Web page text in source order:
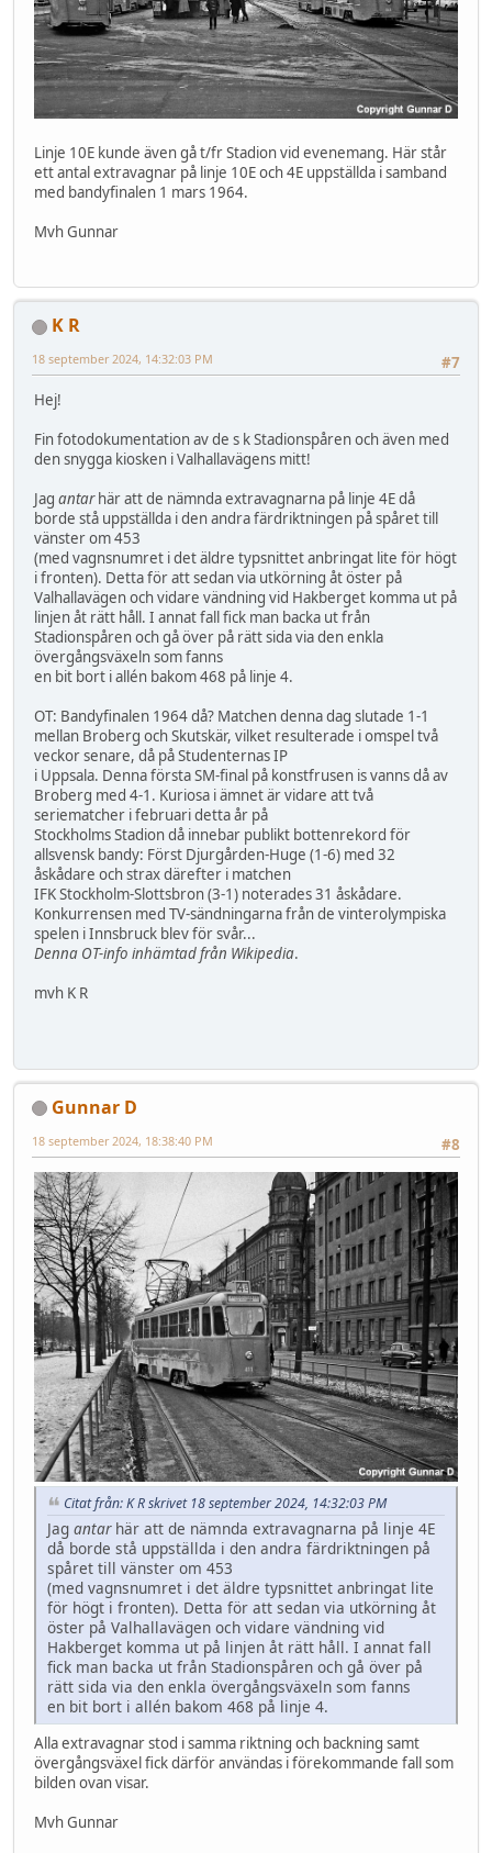
Linje 10E kunde även gå t/fr Stadion vid evenemang. Här står
ett antal extravagnar på linje 10E och 4E uppställda i samband
med bandyfinalen 1 mars 1964.
Mvh Gunnar
K R
#7
18 september 2024, 14:32:03 PM
Hej!
Fin fotodokumentation av de s k Stadionspåren och även med
den snygga kiosken i Valhallavägens mitt!
Jag antarhär att de nämnda extravagnarna på linje 4E då
borde stå uppställda i den andra färdriktningen på spåret till
vänster om 453
(med vagnsnumret i det äldre typsnittet anbringat lite för högt
i fronten). Detta för att sedan via utkörning åt öster på
Valhallavägen och vidare vändning vid Hakberget komma ut på
linjen åt rätt håll. I annat fall fick man backa ut från
Stadionspåren och gå över på rätt sida via den enkla
övergångsväxeln som fanns
en bit bort i allén bakom 468 på linje 4.
OT: Bandyfinalen 1964 då? Matchen denna dag slutade 1-1
mellan Broberg och Skutskär, vilket resulterade i omspel två
veckor senare, då på Studenternas IP
i Uppsala. Denna första SM-final på konstfrusen is vanns då av
Broberg med 4-1. Kuriosa i ämnet är vidare att två
seriematcher i februari detta år på
Stockholms Stadion då innebar publikt bottenrekord för
allsvensk bandy: Först Djurgården-Huge (1-6) med 32
åskådare och strax därefter i matchen
IFK Stockholm-Slottsbron (3-1) noterades 31 åskådare.
Konkurrensen med TV-sändningarna från de vinterolympiska
spelen i Innsbruck blev för svår...
Denna OT-info inhämtad från Wikipedia.
mvh K R
Gunnar D
#8
18 september 2024, 18:38:40 PM
Citat från: K R skrivet 18 september 2024, 14:32:03 PM
Jag antarhär att de nämnda extravagnarna på linje 4E
då borde stå uppställda i den andra färdriktningen på
spåret till vänster om 453
(med vagnsnumret i det äldre typsnittet anbringat lite
för högt i fronten). Detta för att sedan via utkörning åt
öster på Valhallavägen och vidare vändning vid
Hakberget komma ut på linjen åt rätt håll. I annat fall
fick man backa ut från Stadionspåren och gå över på
rätt sida via den enkla övergångsväxeln som fanns
en bit bort i allén bakom 468 på linje 4.
Alla extravagnar stod i samma riktning och backning samt
övergångsväxel fick därför användas i förekommande fall som
bilden ovan visar.
Mvh Gunnar